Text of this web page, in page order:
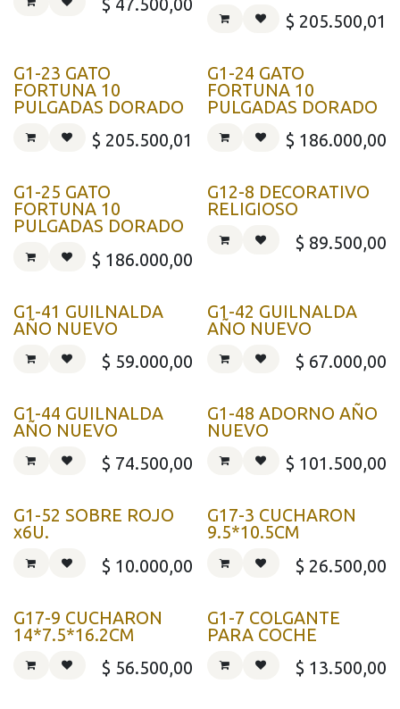
$ 47.500,00
$ 205.500,01
G1-23 GATO
FORTUNA 10
PULGADAS DORADO
$ 205.500,01
G1-24 GATO
FORTUNA 10
PULGADAS DORADO
$ 186.000,00
G1-25 GATO
FORTUNA 10
PULGADAS DORADO
$ 186.000,00
G12-8 DECORATIVO
RELIGIOSO
$ 89.500,00
G1-41 GUILNALDA
AÑO NUEVO
$ 59.000,00
G1-42 GUILNALDA
AÑO NUEVO
$ 67.000,00
G1-44 GUILNALDA
AÑO NUEVO
$ 74.500,00
G1-48 ADORNO AÑO
NUEVO
$ 101.500,00
G1-52 SOBRE ROJO
x6U.
$ 10.000,00
G17-3 CUCHARON
9.5*10.5CM
$ 26.500,00
G17-9 CUCHARON
14*7.5*16.2CM
$ 56.500,00
G1-7 COLGANTE
PARA COCHE
$ 13.500,00